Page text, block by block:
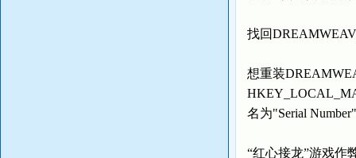
找回
想重装
名为"Serial
“红心接龙”游戏作